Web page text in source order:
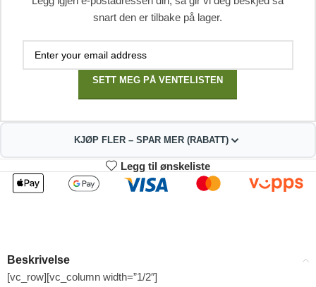
snart den er tilbake på lager.
SETT MEG PÅ VENTELISTEN
KJØP FLER – SPAR MER (RABATT)
2
296.01
kr
3-4
293.02
4%
Legg til ønskeliste
Beskrivelse
[vc_row][vc_column width=”1/2″]